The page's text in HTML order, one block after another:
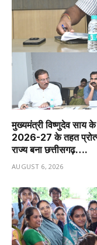
मुख्यमंत्री विष्णुदेव साय
2026-27 के तहत
राज्य बना छत्तीसगढ़….
AUGUST 6, 2026